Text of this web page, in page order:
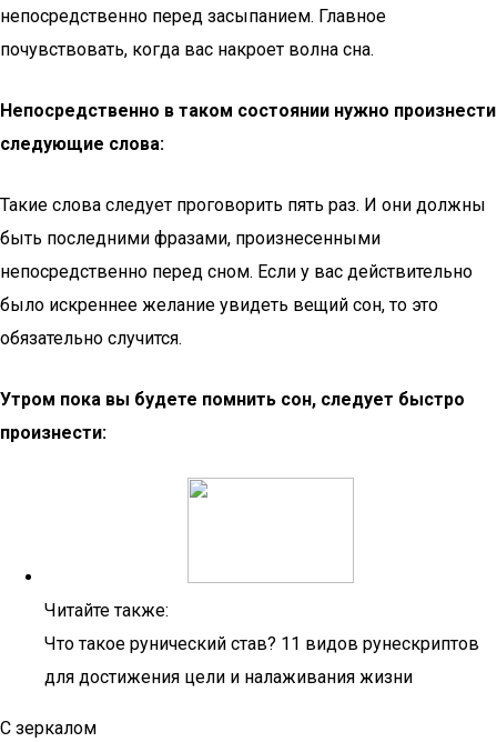
непосредственно перед засыпанием. Главное
почувствовать, когда вас накроет волна сна.
Непосредственно в таком состоянии нужно произнести
следующие слова:
Такие слова следует проговорить пять раз. И они должны
быть последними фразами, произнесенными
непосредственно перед сном. Если у вас действительно
было искреннее желание увидеть вещий сон, то это
обязательно случится.
Утром пока вы будете помнить сон, следует быстро
произнести:
Читайте также:
Что такое рунический став? 11 видов рунескриптов
для достижения цели и налаживания жизни
С зеркалом